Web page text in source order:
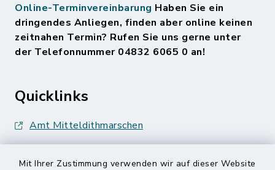
Mit Ihrer Zustimmung verwenden wir auf dieser Website
Online-Terminvereinbarung Haben Sie ein
dringendes Anliegen, finden aber online keinen
zeitnahen Termin? Rufen Sie uns gerne unter
der Telefonnummer 04832 6065 0 an!
Quicklinks
Amt Mitteldithmarschen